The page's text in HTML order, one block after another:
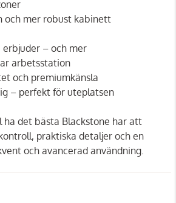
och mer robust kabinett
– och mer
arbetsstation
och premiumkänsla
– perfekt för uteplatsen
ha det bästa Blackstone har att
praktiska detaljer och en
och avancerad användning.